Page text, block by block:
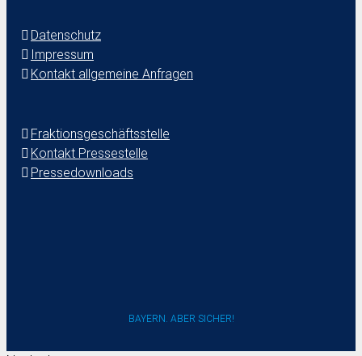
Datenschutz
Impressum
Kontakt allgemeine Anfragen
Fraktionsgeschäftsstelle
Kontakt Pressestelle
Pressedownloads
BAYERN. ABER SICHER!